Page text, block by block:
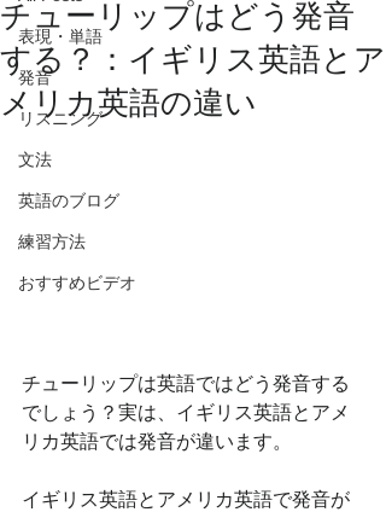
表現・単語
発音
リスニング
文法
英語のブログ
練習方法
おすすめビデオ
チューリップはどう発音
する？：イギリス英語とア
メリカ英語の違い
チューリップは英語ではどう発音する
でしょう？実は、イギリス英語とアメ
リカ英語では発音が違います。
イギリス英語とアメリカ英語で発音が